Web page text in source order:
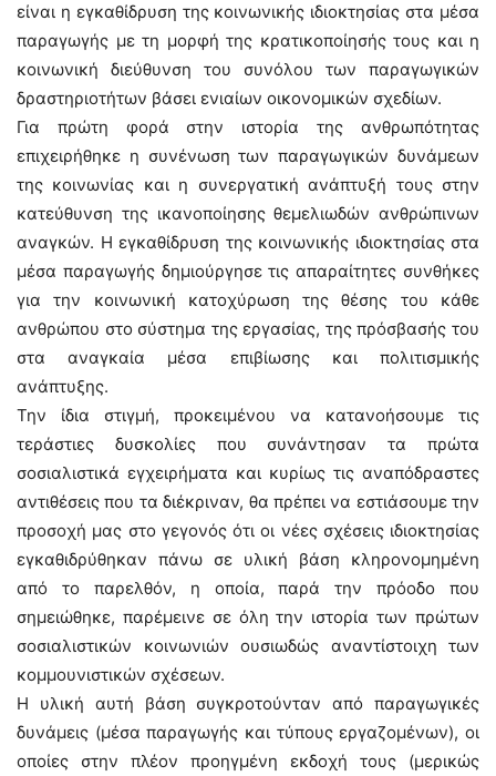
είναι η εγκαθίδρυση της κοινωνικής ιδιοκτησίας στα μέσα
παραγωγής με τη μορφή της κρατικοποίησής τους και η
κοινωνική διεύθυνση του συνόλου των παραγωγικών
δραστηριοτήτων βάσει ενιαίων οικονομικών σχεδίων.
Για πρώτη φορά στην ιστορία της ανθρωπότητας
επιχειρήθηκε η συνένωση των παραγωγικών δυνάμεων
της κοινωνίας και η συνεργατική ανάπτυξή τους στην
κατεύθυνση της ικανοποίησης θεμελιωδών ανθρώπινων
αναγκών. Η εγκαθίδρυση της κοινωνικής ιδιοκτησίας στα
μέσα παραγωγής δημιούργησε τις απαραίτητες συνθήκες
για την κοινωνική κατοχύρωση της θέσης του κάθε
ανθρώπου στο σύστημα της εργασίας, της πρόσβασής του
στα αναγκαία μέσα επιβίωσης και πολιτισμικής
ανάπτυξης.
Την ίδια στιγμή, προκειμένου να κατανοήσουμε τις
τεράστιες δυσκολίες που συνάντησαν τα πρώτα
σοσιαλιστικά εγχειρήματα και κυρίως τις αναπόδραστες
αντιθέσεις που τα διέκριναν, θα πρέπει να εστιάσουμε την
προσοχή μας στο γεγονός ότι οι νέες σχέσεις ιδιοκτησίας
εγκαθιδρύθηκαν πάνω σε υλική βάση κληρονομημένη
από το παρελθόν, η οποία, παρά την πρόοδο που
σημειώθηκε, παρέμεινε σε όλη την ιστορία των πρώτων
σοσιαλιστικών κοινωνιών ουσιωδώς αναντίστοιχη των
κομμουνιστικών σχέσεων.
Η υλική αυτή βάση συγκροτούνταν από παραγωγικές
δυνάμεις (μέσα παραγωγής και τύπους εργαζομένων), οι
οποίες στην πλέον προηγμένη εκδοχή τους (μερικώς